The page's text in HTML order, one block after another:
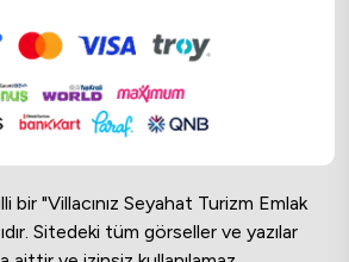
bir "Villacınız Seyahat Turizm Emlak
Sitedeki tüm görseller ve yazılar